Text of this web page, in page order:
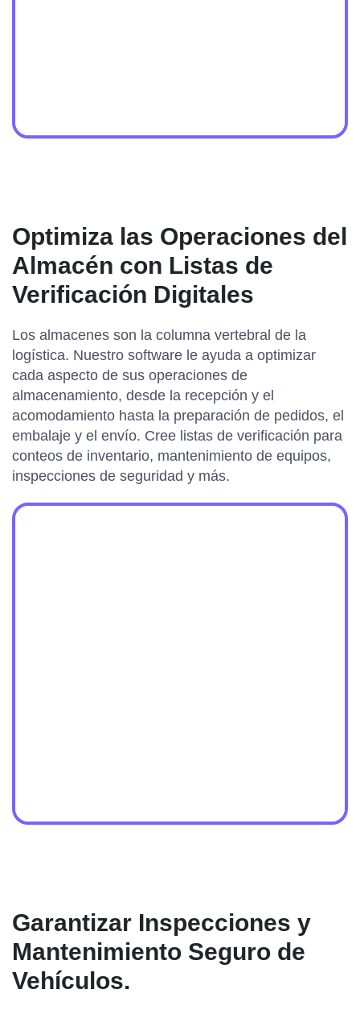
Optimiza las Operaciones del
Almacén con Listas de
Verificación Digitales
Los almacenes son la columna vertebral de la
logística. Nuestro software le ayuda a optimizar
cada aspecto de sus operaciones de
almacenamiento, desde la recepción y el
acomodamiento hasta la preparación de pedidos, el
embalaje y el envío. Cree listas de verificación para
conteos de inventario, mantenimiento de equipos,
inspecciones de seguridad y más.
Garantizar Inspecciones y
Mantenimiento Seguro de
Vehículos.